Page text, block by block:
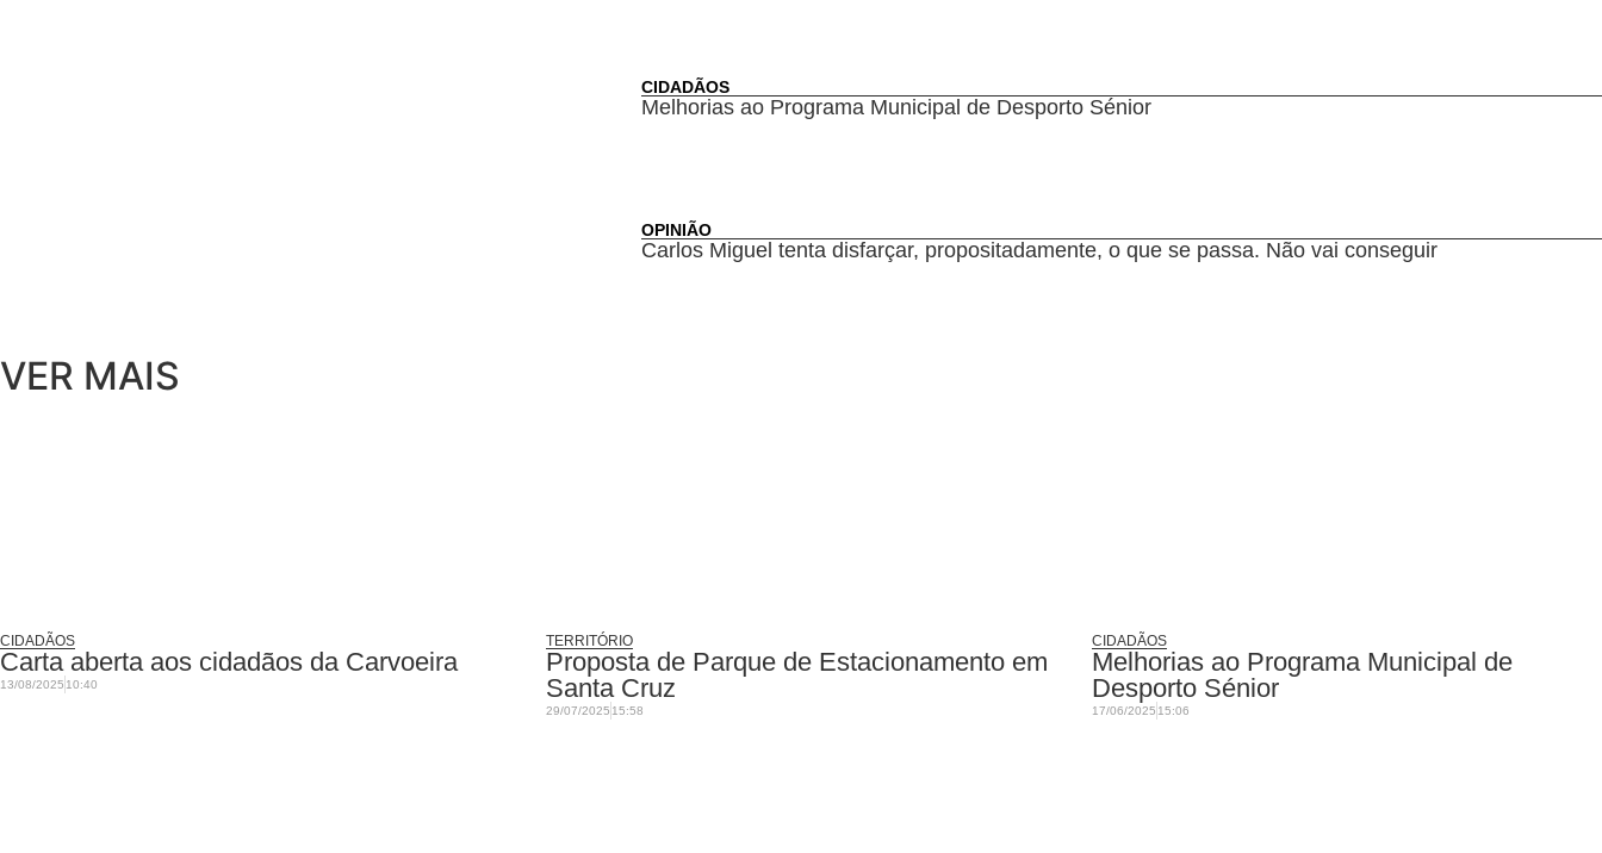
CIDADÃOS
Melhorias ao Programa Municipal de Desporto Sénior
OPINIÃO
Carlos Miguel tenta disfarçar, propositadamente, o que se passa. Não vai conseguir
VER MAIS
CIDADÃOS
Carta aberta aos cidadãos da Carvoeira
13/08/2025 10:40
TERRITÓRIO
Proposta de Parque de Estacionamento em
Santa Cruz
29/07/2025 15:58
CIDADÃOS
Melhorias ao Programa Municipal de
Desporto Sénior
17/06/2025 15:06